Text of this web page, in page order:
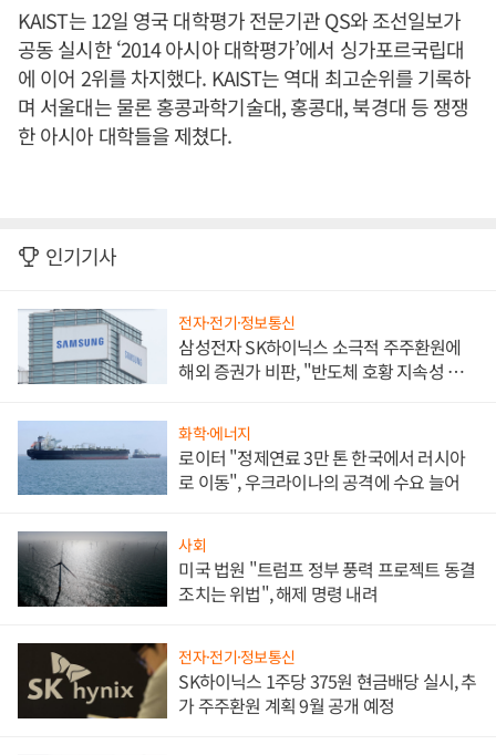
KAIST는 12일 영국 대학평가 전문기관 QS와 조선일보가
공동 실시한 ‘2014 아시아 대학평가’에서 싱가포르국립대
에 이어 2위를 차지했다. KAIST는 역대 최고순위를 기록하
며 서울대는 물론 홍콩과학기술대, 홍콩대, 북경대 등 쟁쟁
한 아시아 대학들을 제쳤다.
인기기사
전자·전기·정보통신
삼성전자 SK하이닉스 소극적 주주환원에
해외 증권가 비판, "반도체 호황 지속성 의
화학·에너지
로이터 "정제연료 3만 톤 한국에서 러시아
로 이동", 우크라이나의 공격에 수요 늘어
사회
미국 법원 "트럼프 정부 풍력 프로젝트 동결
조치는 위법", 해제 명령 내려
전자·전기·정보통신
SK하이닉스 1주당 375원 현금배당 실시, 추
가 주주환원 계획 9월 공개 예정